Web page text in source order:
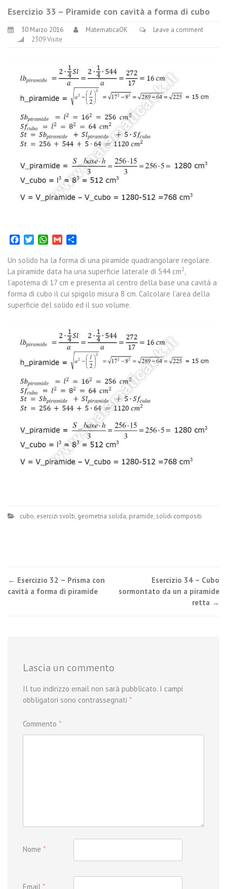
Esercizio 33 – Piramide con cavità a forma di cubo
30 Marzo 2016 MatematicaOK
Leave a comment
2309 Visite
FacebookTwitterWhatsApp
Gmail
Un solido ha la forma di una piramide quadrangolare regolare.
La piramide data ha una superficie laterale di 544 cm2,
l’apotema di 17 cm e presenta al centro della base una cavità a
forma di cubo il cui spigolo misura 8 cm. Calcolare l’area della
superficie del solido ed il suo volume.
cubo, esercizi svolti, geometria solida, piramide, solidi compositi
Post
navigation
← Esercizio 32 – Prisma con
cavità a forma di piramide
Esercizio 34 – Cubo
sormontato da un a piramide
retta →
Lascia un commento
Il tuo indirizzo email non sarà pubblicato. I campi
obbligatori sono contrassegnati *
Commento *
Nome *
Email *